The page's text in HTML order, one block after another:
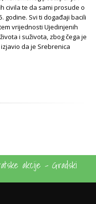
civila te da sami prosude o
godine. Svi ti događaji bacili
vrijednosti Ujedinjenih
i suživota, zbog čega je
da je Srebrenica
akcije - Gradski